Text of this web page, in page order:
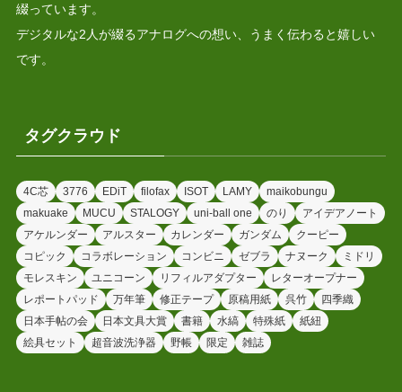
綴っています。
デジタルな2人が綴るアナログへの想い、うまく伝わると嬉しい
です。
タグクラウド
4C芯 3776 EDiT filofax ISOT LAMY
maikobungu
makuake
MUCU STALOGY uni-ball one のり
アイデアノート
アケルンダー
アルスター カレンダー ガンダム
クーピー
コピック
コラボレーション コンビニ ゼブラ ナヌーク
ミドリ
モレスキン
ユニコーン リフィルアダプター
レターオープナー
レポートパッド
万年筆 修正テープ 原稿用紙 呉竹
四季織
日本手帖の会
日本文具大賞 書籍 水縞 特殊紙
紙紐
絵具セット
超音波洗浄器 野帳 限定 雑誌